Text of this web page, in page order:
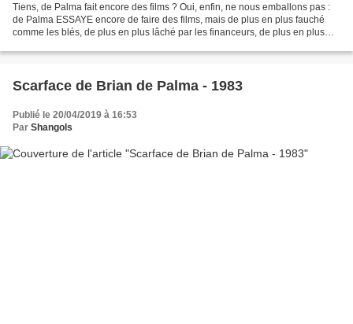
Tiens, de Palma fait encore des films ? Oui, enfin, ne nous emballons pas :
de Palma ESSAYE encore de faire des films, mais de plus en plus fauché
comme les blés, de plus en plus lâché par les financeurs, de plus en plus
Scarface de Brian de Palma - 1983
Publié le 20/04/2019 à 16:53
Par Shangols